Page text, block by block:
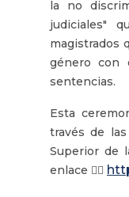
la no
judiciales"
magistrados
género con
sentencias.
Esta
través de
Superior de
enlace 👉🏽